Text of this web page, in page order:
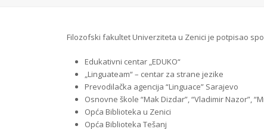
Filozofski fakultet Univerziteta u Zenici je potpisao
Edukativni centar „EDUKO“
„Linguateam“ – centar za strane jezike
Prevodilačka agencija “Linguace” Sarajevo
Osnovne škole “Mak Dizdar”, “Vladimir Nazor”,
Opća Biblioteka u Zenici
Opća Biblioteka Tešanj